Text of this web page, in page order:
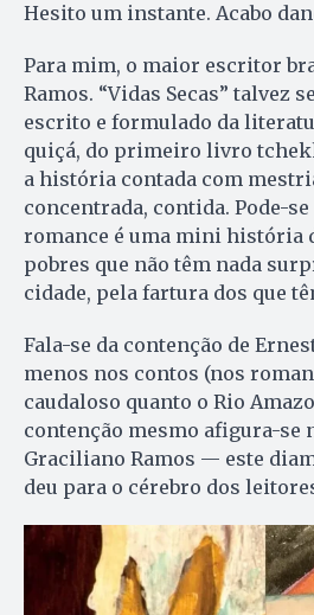
Hesito um instante. Acabo
Para mim, o maior escritor
Ramos. “Vidas Secas” talvez
escrito e formulado da
quiçá, do primeiro livro
a história contada com
concentrada, contida. Pode-
romance é uma mini história
pobres que não têm nada
cidade, pela fartura dos que
Fala-se da contenção de
menos nos contos (nos
caudaloso quanto o Rio
contenção mesmo afigura-se
Graciliano Ramos — este
deu para o cérebro dos